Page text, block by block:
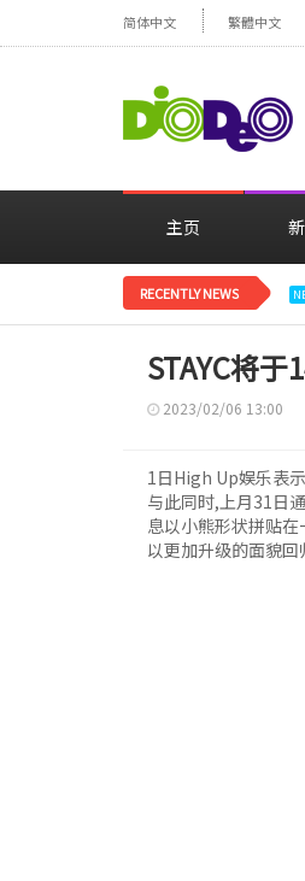
简体中文 繁體中文
主页
RECENTLY NEWS
STAYC将
2023/02/06 13:00
1日High Up娱乐表
与此同时,上月31日
息以小熊形状拼贴在
以更加升级的面貌